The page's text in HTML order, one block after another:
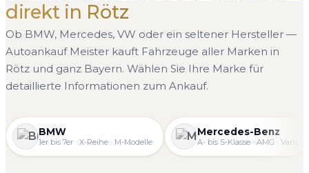
direkt in Rötz
Ob BMW, Mercedes, VW oder ein seltener Hersteller —
Autoankauf Meister kauft Fahrzeuge aller Marken in
Rötz und ganz Bayern. Wählen Sie Ihre Marke für
detaillierte Informationen zum Ankauf.
BMW
1er bis 7er · X-Reihe · M-Modelle
Mercedes-Benz
A- bis S-Klasse · AMG · Vans